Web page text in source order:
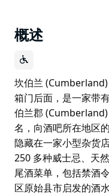
概述
坎伯兰
箱门后面，是一家带
伯兰郡
名，向酒吧所在地区
隐藏在一家小型杂货
250 多种威士忌、天
尾酒菜单，包括禁酒
区原始县市启发的酒